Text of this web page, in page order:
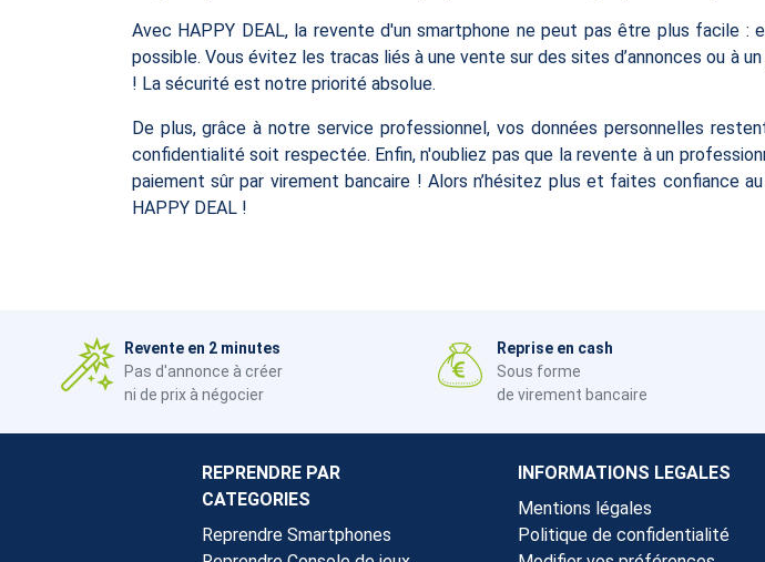
Avec HAPPY DEAL, la revente d'un smartphone ne peut pas être plus facile
possible. Vous évitez les tracas liés à une vente sur des sites d’annonces ou à
! La sécurité est notre priorité absolue.
De plus, grâce à notre service professionnel, vos données personnelles
confidentialité soit respectée. Enfin, n'oubliez pas que la revente à un
paiement sûr par virement bancaire ! Alors n’hésitez plus et faites confiance
HAPPY DEAL !
Revente en 2 minutes
Pas d'annonce à créer
ni de prix à négocier
Reprise en cash
Sous forme
de virement bancaire
REPRENDRE PAR
CATEGORIES
Reprendre Smartphones
INFORMATIONS LEGALES
Mentions légales
Politique de confidentialité